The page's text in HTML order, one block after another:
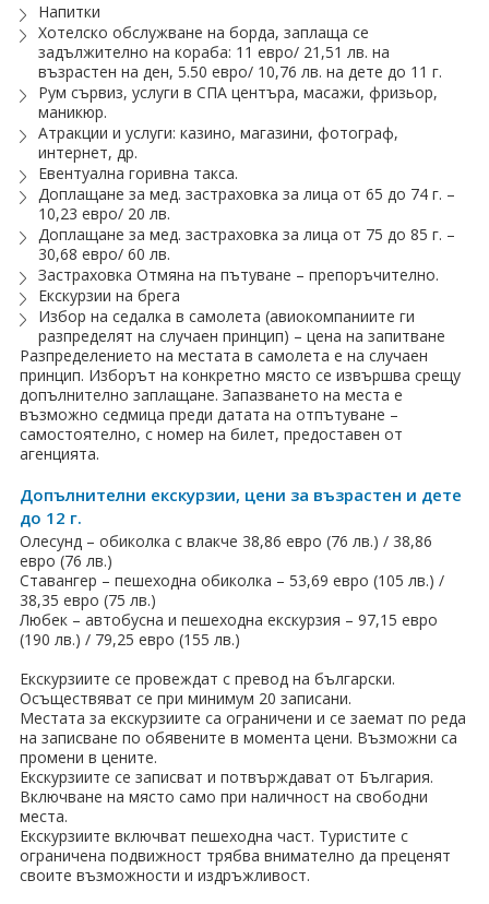
Напитки
Хотелско обслужване на борда, заплаща се
задължително на кораба: 11 евро/ 21,51 лв. на
възрастен на ден, 5.50 евро/ 10,76 лв. на дете до 11 г.
Рум сървиз, услуги в СПА центъра, масажи, фризьор,
маникюр.
Атракции и услуги: казино, магазини, фотограф,
интернет, др.
Евентуална горивна такса.
Доплащане за мед. застраховка за лица от 65 до 74 г. –
10,23 евро/ 20 лв.
Доплащане за мед. застраховка за лица от 75 до 85 г. –
30,68 евро/ 60 лв.
Застраховка Отмяна на пътуване – препоръчително.
Екскурзии на брега
Избор на седалка в самолета (авиокомпаниите ги
разпределят на случаен принцип) – цена на запитване
Разпределението на местата в самолета е на случаен
принцип. Изборът на конкретно място се извършва срещу
допълнително заплащане. Запазването на места е
възможно седмица преди датата на отпътуване –
самостоятелно, с номер на билет, предоставен от
агенцията.
Допълнителни екскурзии, цени за възрастен и дете
до 12 г.
Олесунд – обиколка с влакче 38,86 евро (76 лв.) / 38,86
евро (76 лв.)
Ставангер – пешеходна обиколка – 53,69 евро (105 лв.) /
38,35 евро (75 лв.)
Любек – автобусна и пешеходна екскурзия – 97,15 евро
(190 лв.) / 79,25 евро (155 лв.)
Екскурзиите се провеждат с превод на български.
Осъществяват се при минимум 20 записани.
Местата за екскурзиите са ограничени и се заемат по реда
на записване по обявените в момента цени. Възможни са
промени в цените.
Екскурзиите се записват и потвърждават от България.
Включване на място само при наличност на свободни
места.
Екскурзиите включват пешеходна част. Туристите с
ограничена подвижност трябва внимателно да преценят
своите възможности и издръжливост.